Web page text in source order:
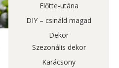
Előtte-utána
DIY – csináld magad
Dekor
Szezonális dekor
Karácsony